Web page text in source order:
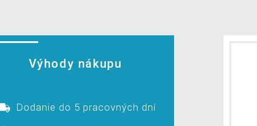
Výhody nákupu
Dodanie do 5 pracovných dní